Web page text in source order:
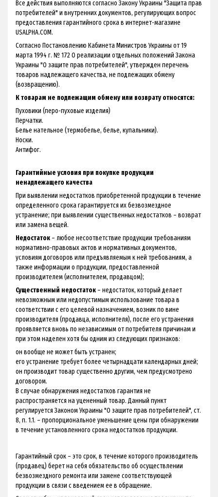
Все действия выполняются согласно Закону Украины "Защита прав
потребителей" и внутренних документов, регулирующих вопрос
предоставления гарантийного срока в интернет-магазине
USALPHA.COM.
Согласно Постановлению Кабинета Министров Украины от 19
марта 1994 г. № 172 О реализации отдельных положений Закона
Украины "О защите прав потребителей", утвержден перечень
товаров надлежащего качества, не подлежащих обмену
(возвращению).
К товарам не подлежащим обмену или возврату относятся:
Пуховики (перо-пуховые изделия)
Перчатки.
Белье нательное (термобелье, белье, купальники).
Носки.
Антифог.
Гарантийные условия при покупке продукции
ненадлежащего качества
При выявлении недостатков приобретенной продукции в течение
определенного срока гарантируется их безвозмездное
устранение; при выявлении существенных недостатков – возврат
или замена вещей.
Недостаток – любое несоответствие продукции требованиям
нормативно-правовых актов и нормативных документов,
условиям договоров или предъявляемым к ней требованиям, а
также информации о продукции, предоставленной
производителем (исполнителем, продавцом);
Существенный недостаток – недостаток, который делает
невозможным или недопустимым использование товара в
соответствии с его целевой назначением, возник по вине
производителя (продавца, исполнителя), после его устранения
проявляется вновь по независимым от потребителя причинам и
при этом наделен хотя бы одним из следующих признаков:
он вообще не может быть устранен;
его устранение требует более четырнадцати календарных дней;
он производит товар существенно другим, чем предусмотрено
договором.
В случае обнаружения недостатков гарантия не
распространяется на уцененный товар. Данный пункт
регулируется Законом Украины "О защите прав потребителей", ст.
8, п. 1.1. – пропорциональное уменьшение цены при обнаружении
в течение установленного срока недостатков продукции.
Гарантийный срок – это срок, в течение которого производитель
(продавец) берет на себя обязательство об осуществлении
безвозмездного ремонта или замене соответствующей
продукции в связи с введением ее в обращение.